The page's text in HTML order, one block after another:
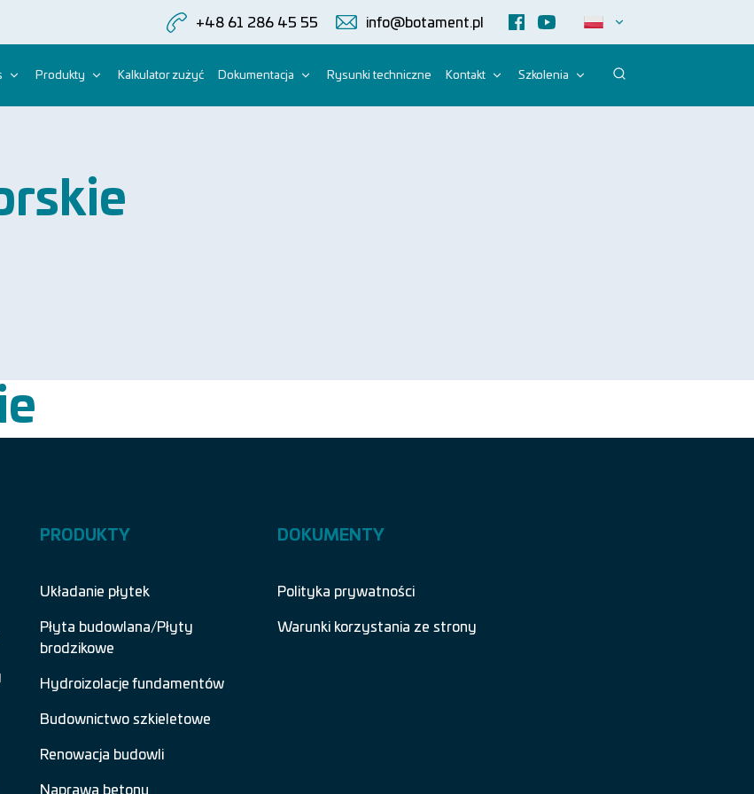
+48 61 286 45 55 info@botament.pl
Produkty Kalkulator zużyć Dokumentacja Rysunki techniczne Kontakt Szkolenia
PRODUKTY
Układanie płytek
Płyta budowlana/Płyty
brodzikowe
Hydroizolacje fundamentów
Budownictwo szkieletowe
Renowacja budowli
Naprawa betonu
DOKUMENTY
Polityka prywatności
Warunki korzystania ze strony